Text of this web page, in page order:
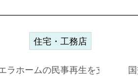
住宅・工務店
ラホームの民事再生を支援=ス